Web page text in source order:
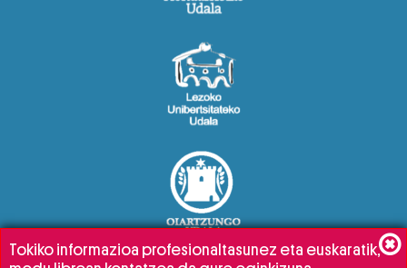
Tokiko informazioa profesionaltasunez eta euskaratik,